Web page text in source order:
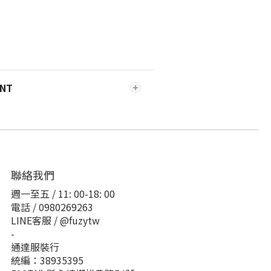
聯絡我們
週一至五 / 11: 00-18: 00
電話 / 0980269263
LINE客服 / @fuzytw
-
通達服裝行
統編：38935395